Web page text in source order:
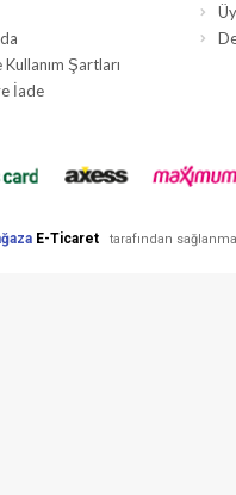
Şartları
İade
E-Ticaret tarafından